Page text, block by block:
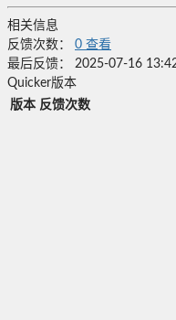
相关信息
反馈次数：
0 查看
最后反馈：
2025-07-16
Quicker版本
版本 反馈次数